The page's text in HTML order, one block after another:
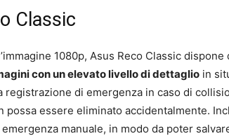
Classic
1080p, Asus Reco Classic
con un elevato livello di dettaglio in
registrazione di emergenza in caso di
possa essere eliminato accidentalmente.
manuale, in modo da poter